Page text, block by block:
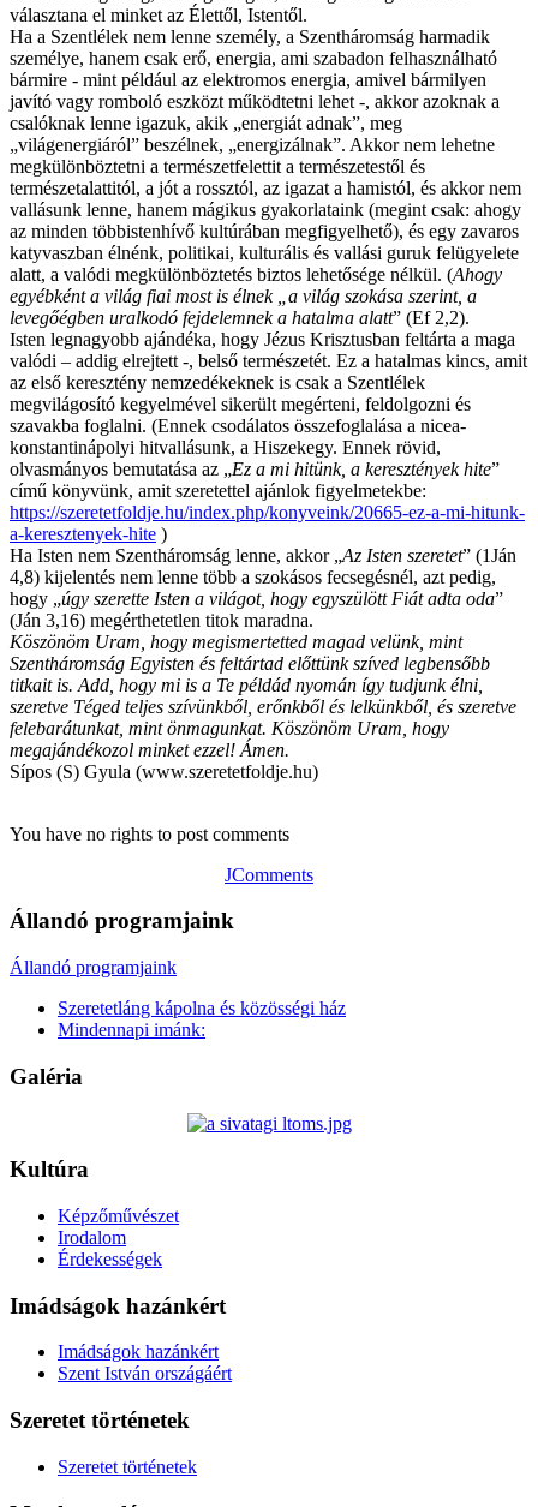
választana el minket az Élettől, Istentől.
Ha a Szentlélek nem lenne személy, a Szentháromság harmadik
személye, hanem csak erő, energia, ami szabadon felhasználható
bármire - mint például az elektromos energia, amivel bármilyen
javító vagy romboló eszközt működtetni lehet -, akkor azoknak a
csalóknak lenne igazuk, akik „energiát adnak”, meg
„világenergiáról” beszélnek, „energizálnak”. Akkor nem lehetne
megkülönböztetni a természetfelettit a természetestől és
természetalattitól, a jót a rossztól, az igazat a hamistól, és akkor nem
vallásunk lenne, hanem mágikus gyakorlataink (megint csak: ahogy
az minden többistenhívő kultúrában megfigyelhető), és egy zavaros
katyvaszban élnénk, politikai, kulturális és vallási guruk felügyelete
alatt, a valódi megkülönböztetés biztos lehetősége nélkül. (Ahogy
egyébként a világ fiai most is élnek „a világ szokása szerint, a
levegőégben uralkodó fejdelemnek a hatalma alatt” (Ef 2,2).
Isten legnagyobb ajándéka, hogy Jézus Krisztusban feltárta a maga
valódi – addig elrejtett -, belső természetét. Ez a hatalmas kincs, amit
az első keresztény nemzedékeknek is csak a Szentlélek
megvilágosító kegyelmével sikerült megérteni, feldolgozni és
szavakba foglalni. (Ennek csodálatos összefoglalása a nicea-
konstantinápolyi hitvallásunk, a Hiszekegy. Ennek rövid,
olvasmányos bemutatása az „Ez a mi hitünk, a keresztények hite”
című könyvünk, amit szeretettel ajánlok figyelmetekbe:
https://szeretetfoldje.hu/index.php/konyveink/20665-ez-a-mi-hitunk-
a-keresztenyek-hite )
Ha Isten nem Szentháromság lenne, akkor „Az Isten szeretet” (1Ján
4,8) kijelentés nem lenne több a szokásos fecsegésnél, azt pedig,
hogy „úgy szerette Isten a világot, hogy egyszülött Fiát adta oda”
(Ján 3,16) megérthetetlen titok maradna.
Köszönöm Uram, hogy megismertetted magad velünk, mint
Szentháromság Egyisten és feltártad előttünk szíved legbensőbb
titkait is. Add, hogy mi is a Te példád nyomán így tudjunk élni,
szeretve Téged teljes szívünkből, erőnkből és lelkünkből, és szeretve
felebarátunkat, mint önmagunkat. Köszönöm Uram, hogy
megajándékozol minket ezzel! Ámen.
Sípos (S) Gyula (www.szeretetfoldje.hu)
You have no rights to post comments
JComments
Állandó programjaink
Állandó programjaink
Szeretetláng kápolna és közösségi ház
Mindennapi imánk:
Galéria
Kultúra
Képzőművészet
Irodalom
Érdekességek
Imádságok hazánkért
Imádságok hazánkért
Szent István országáért
Szeretet történetek
Szeretet történetek